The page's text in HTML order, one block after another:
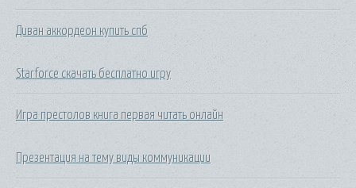
Диван аккордеон купить спб
Starforce скачать бесплатно игру
Игра престолов книга первая читать онлайн
Презентация на тему виды коммуникации